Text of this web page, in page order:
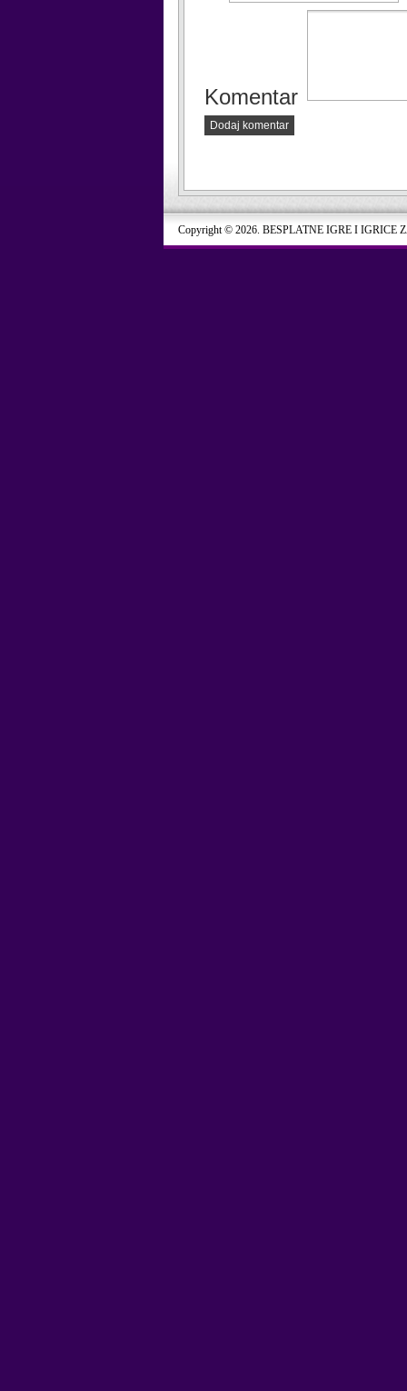
Komentar
Dodaj komentar
Copyright © 2026. BESPLATNE IGRE I IGRICE